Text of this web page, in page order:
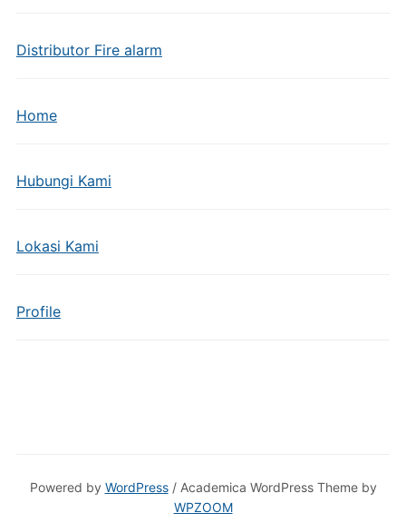
Distributor Fire alarm
Home
Hubungi Kami
Lokasi Kami
Profile
Powered by WordPress/ Academica WordPress Theme by
WPZOOM